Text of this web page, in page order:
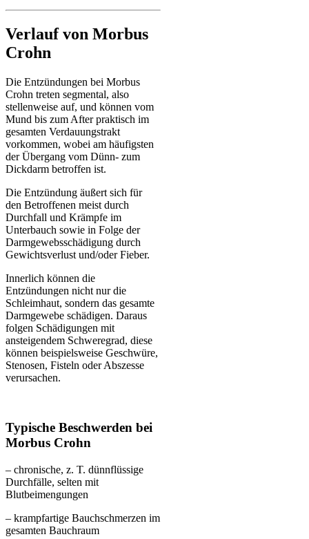
Verlauf von Morbus
Crohn
Die Entzündungen bei Morbus
Crohn treten segmental, also
stellenweise auf, und können vom
Mund bis zum After praktisch im
gesamten Verdauungstrakt
vorkommen, wobei am häufigsten
der Übergang vom Dünn- zum
Dickdarm betroffen ist.
Die Entzündung äußert sich für
den Betroffenen meist durch
Durchfall und Krämpfe im
Unterbauch sowie in Folge der
Darmgewebsschädigung durch
Gewichtsverlust und/oder Fieber.
Innerlich können die
Entzündungen nicht nur die
Schleimhaut, sondern das gesamte
Darmgewebe schädigen. Daraus
folgen Schädigungen mit
ansteigendem Schweregrad, diese
können beispielsweise Geschwüre,
Stenosen, Fisteln oder Abszesse
verursachen.
Typische Beschwerden bei
Morbus Crohn
– chronische, z. T. dünnflüssige
Durchfälle, selten mit
Blutbeimengungen
– krampfartige Bauchschmerzen im
gesamten Bauchraum